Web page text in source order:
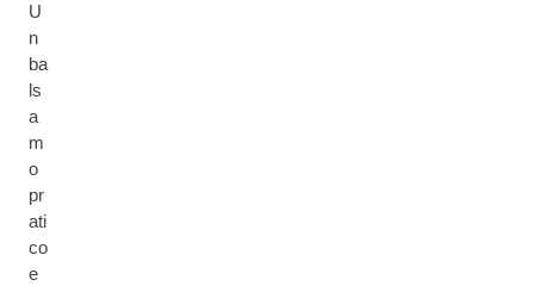
U
n
ba
ls
a
m
o
pr
ati
co
e